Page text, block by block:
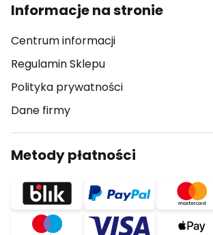
Informacje na stronie
Centrum informacji
Regulamin Sklepu
Polityka prywatności
Dane firmy
Metody płatności